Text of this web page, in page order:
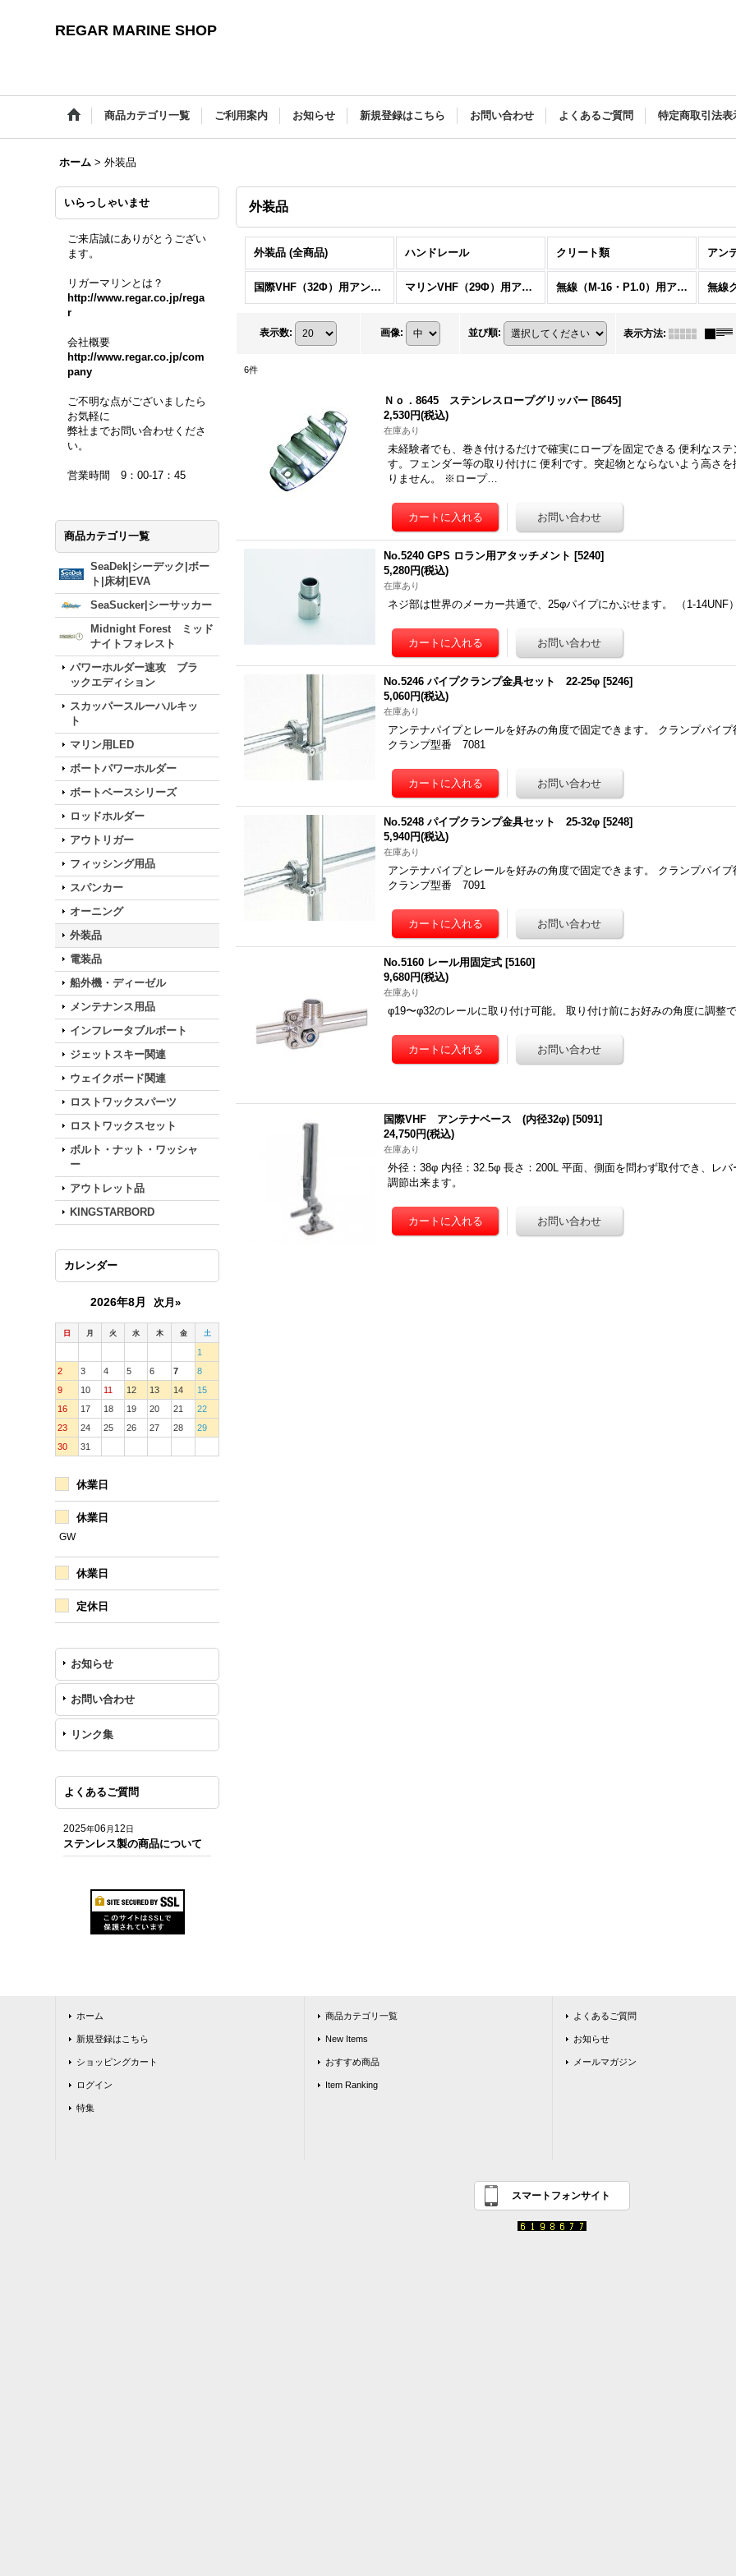
REGAR MARINE SHOP
商品カテゴリ一覧 ご利用案内 お知らせ 新規登録はこちら お問い合わせ よくあるご質問 特定商取引法表
ホーム > 外装品
いらっしゃいませ
ご来店誠にありがとうござい
ます。
リガーマリンとは？
http://www.regar.co.jp/rega
r
会社概要
http://www.regar.co.jp/com
pany
ご不明な点がございましたら
お気軽に
弊社までお問い合わせくださ
い。
営業時間 9：00-17：45
商品カテゴリ一覧
SeaDek|シーデック|ボー
ト|床材|EVA
SeaSucker|シーサッカー
Midnight Forest ミッド
ナイトフォレスト
パワーホルダー速攻 ブラ
ックエディション
スカッパースルーハルキッ
ト
マリン用LED
ボートパワーホルダー
ボートベースシリーズ
ロッドホルダー
アウトリガー
フィッシング用品
スパンカー
オーニング
外装品
電装品
船外機・ディーゼル
メンテナンス用品
インフレータブルボート
ジェットスキー関連
ウェイクボード関連
ロストワックスパーツ
ロストワックスセット
ボルト・ナット・ワッシャ
ー
アウトレット品
KINGSTARBORD
カレンダー
2026年8月 次月»
日 月 火 水 木 金 土
1
2
3 4 5 6 7
8
9
10 11 12 13 14
15
16
17 18 19 20 21
22
23
24 25 26 27 28
29
30
31
休業日
休業日
GW
休業日
定休日
お知らせ
お問い合わせ
リンク集
よくあるご質問
2025年06 月 12日
ステンレス製の商品について
外装品
外装品 (全商品) ハンドレール クリート類 アン
国際VHF（32Φ）用アンテナベース マリンVHF（29Φ）用アンテナベース 無線（M-16・P1.0）用アンテナベース
表示数: 画像: 並び順: 表示方法:
6件
Ｎｏ．8645 ステンレスロープグリッパー [8645]
2,530円(税込)
在庫あり
未経験者でも、巻き付けるだけで確実にロープを固定できる 便利なス
す。フェンダー等の取り付けに 便利です。突起物とならないよう高さ
りません。 ※ロープ…
No.5240 GPS ロラン用アタッチメント [5240]
5,280円(税込)
在庫あり
ネジ部は世界のメーカー共通で、25φパイプにかぶせます。 （1-14UNF）
No.5246 パイプクランプ金具セット 22-25φ [5246]
5,060円(税込)
在庫あり
アンテナパイプとレールを好みの角度で固定できます。 クランプパ
クランプ型番 7081
No.5248 パイプクランプ金具セット 25-32φ [5248]
5,940円(税込)
在庫あり
アンテナパイプとレールを好みの角度で固定できます。 クランプパ
クランプ型番 7091
No.5160 レール用固定式 [5160]
9,680円(税込)
在庫あり
φ19〜φ32のレールに取り付け可能。 取り付け前にお好みの角度に調整で
国際VHF アンテナベース (内径32φ) [5091]
24,750円(税込)
在庫あり
外径：38φ 内径：32.5φ 長さ：200L 平面、側面を問わず取付でき、レ
調節出来ます。
ホーム
新規登録はこちら
ショッピングカート
ログイン
特集
商品カテゴリ一覧
New Items
おすすめ商品
Item Ranking
よくあるご質問
お知らせ
メールマガジン
スマートフォンサイト